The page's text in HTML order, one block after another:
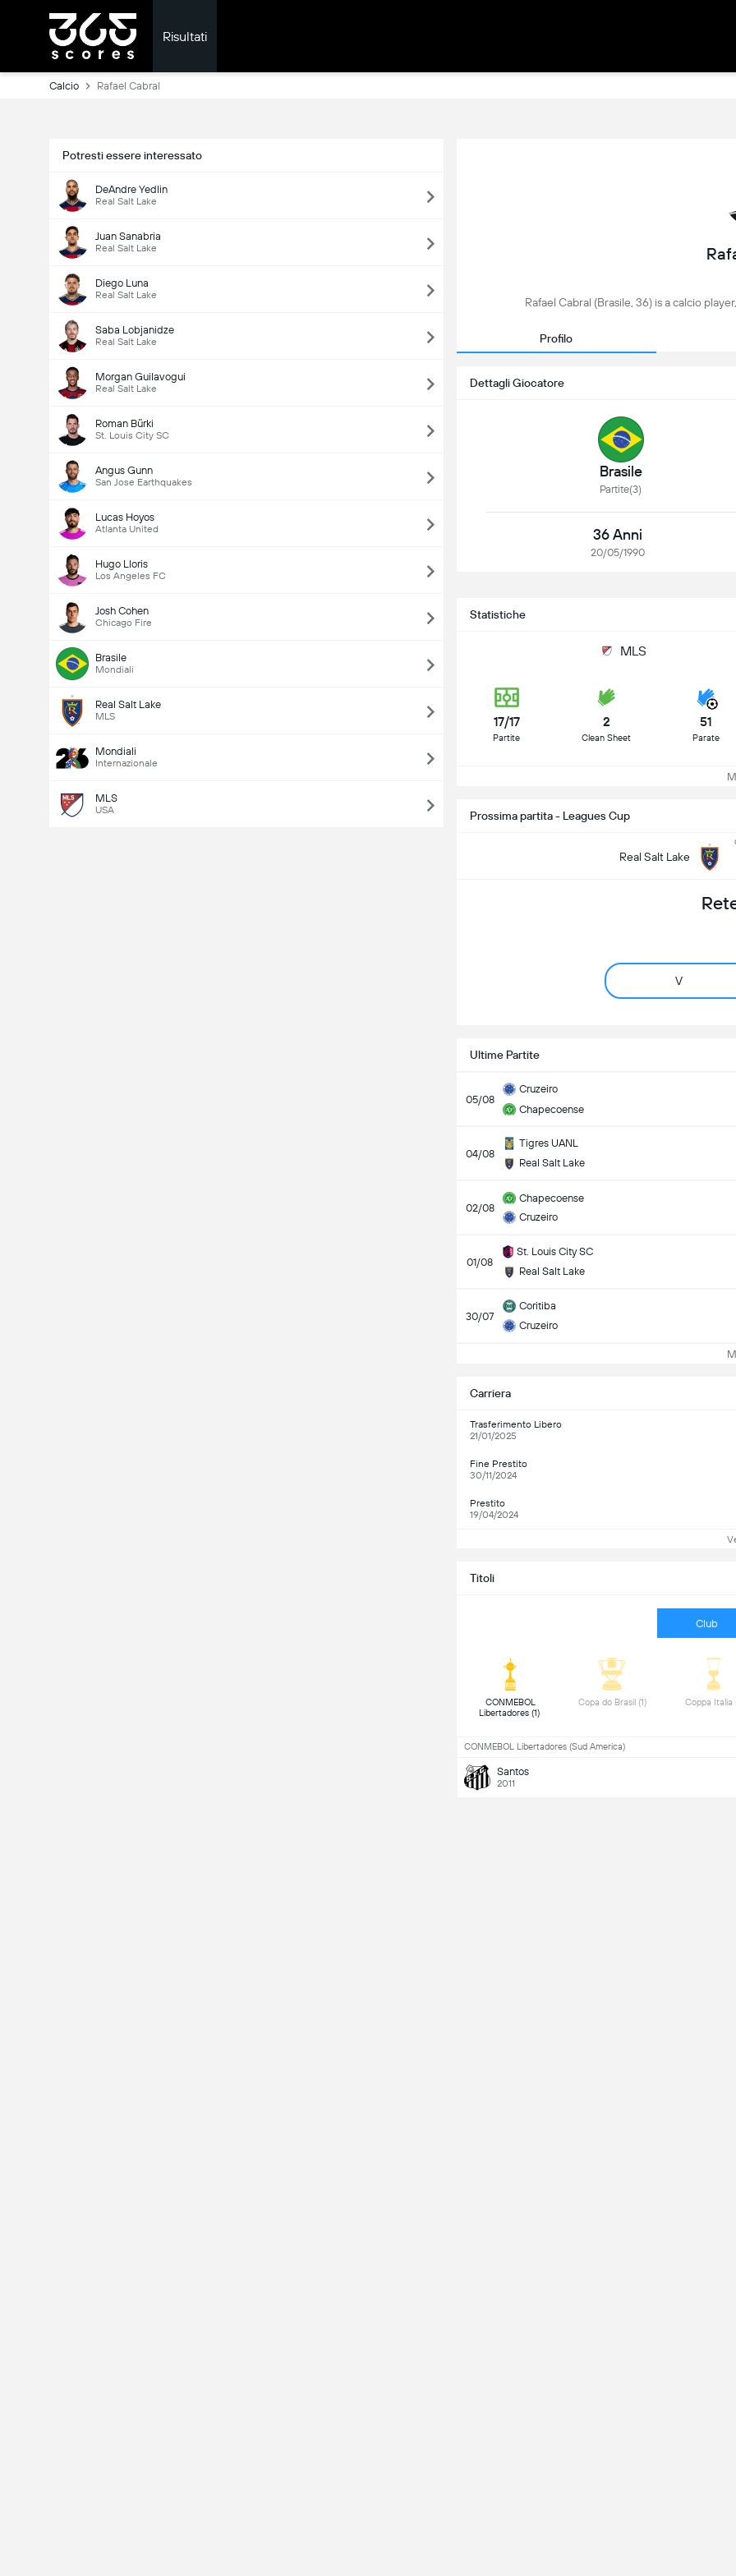
Risultati
Calcio Rafael Cabral
Potresti essere interessato
DeAndre Yedlin
Real Salt Lake
Juan Sanabria
Real Salt Lake
Diego Luna
Real Salt Lake
Saba Lobjanidze
Real Salt Lake
Morgan Guilavogui
Real Salt Lake
Roman Bürki
St. Louis City SC
Angus Gunn
San Jose Earthquakes
Lucas Hoyos
Atlanta United
Hugo Lloris
Los Angeles FC
Josh Cohen
Chicago Fire
Brasile
Mondiali
Real Salt Lake
MLS
Mondiali
Internazionale
MLS
USA
Rafael Cabral (Brasile, 36) is a calcio
Profilo
Dettagli Giocatore
Brasile
Partite(3)
36 Anni
20/05/1990
Statistiche
MLS
17/17
Partite
2
Clean Sheet
51
Parate
Prossima partita - Leagues Cup
Real Salt Lake
V
Ultime Partite
05/08
Cruzeiro
Chapecoense
04/08
Tigres UANL
Real Salt Lake
02/08
Chapecoense
Cruzeiro
01/08
St. Louis City SC
Real Salt Lake
30/07
Coritiba
Cruzeiro
Carriera
Trasferimento Libero
21/01/2025
Fine Prestito
30/11/2024
Prestito
19/04/2024
Titoli
Club
CONMEBOL
Libertadores (1)
Copa do Brasil (1)
CONMEBOL Libertadores (Sud America)
Santos
2011